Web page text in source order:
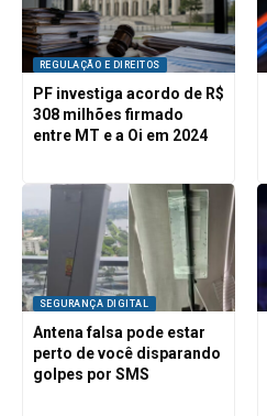
REGULAÇÃO E DIREITOS
PF investiga acordo de R$
308 milhões firmado
entre MT e a Oi em 2024
SEGURANÇA DIGITAL
Antena falsa pode estar
perto de você disparando
golpes por SMS